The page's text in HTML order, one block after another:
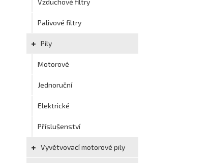
Vzduchové filtry
Palivové filtry
Pily
Motorové
Jednoruční
Elektrické
Příslušenství
Vyvětvovací motorové pily